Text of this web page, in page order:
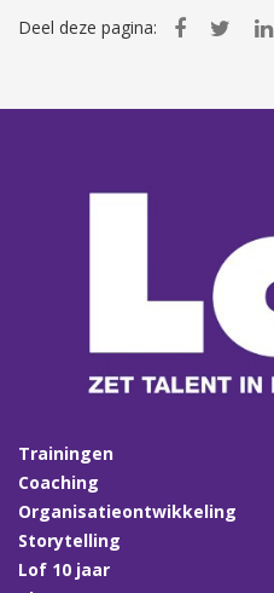
Deel deze pagina:
Trainingen
Coaching
Organisatieontwikkeling
Storytelling
Lof 10 jaar